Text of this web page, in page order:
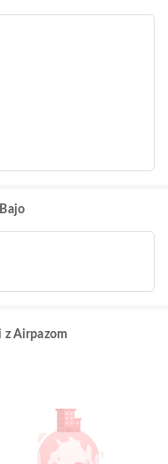
z Airpazom